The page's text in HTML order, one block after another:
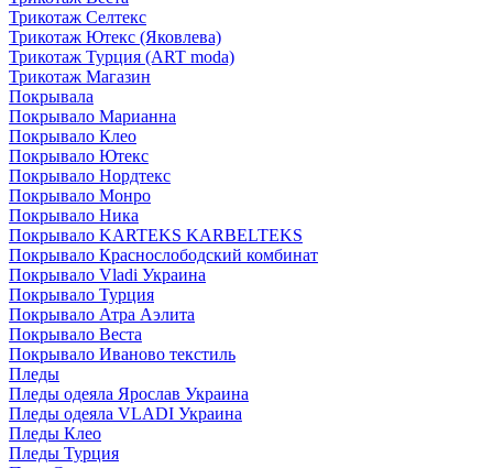
Трикотаж Селтекс
Трикотаж Ютекс (Яковлева)
Трикотаж Турция (ART moda)
Трикотаж Магазин
Покрывала
Покрывало Марианна
Покрывало Клео
Покрывало Ютекс
Покрывало Нордтекс
Покрывало Монро
Покрывало Ника
Покрывало KARTEKS KARBELTEKS
Покрывало Краснослободский комбинат
Покрывало Vladi Украина
Покрывало Турция
Покрывало Атра Аэлита
Покрывало Веста
Покрывало Иваново текстиль
Пледы
Пледы одеяла Ярослав Украина
Пледы одеяла VLADI Украина
Пледы Клео
Пледы Турция